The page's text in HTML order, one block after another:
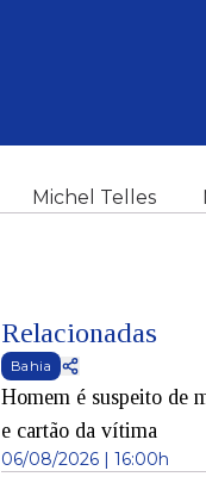
Michel Telles
Relacionadas
Bahia
Homem é suspeito de
e cartão da vítima
06/08/2026 | 16:00h